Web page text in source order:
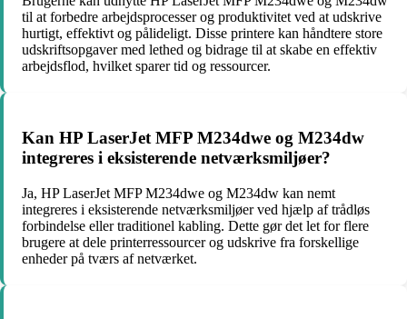
til at forbedre arbejdsprocesser og produktivitet ved at udskrive
hurtigt, effektivt og pålideligt. Disse printere kan håndtere store
udskriftsopgaver med lethed og bidrage til at skabe en effektiv
arbejdsflod, hvilket sparer tid og ressourcer.
Kan HP LaserJet MFP M234dwe og M234dw
integreres i eksisterende netværksmiljøer?
Ja, HP LaserJet MFP M234dwe og M234dw kan nemt
integreres i eksisterende netværksmiljøer ved hjælp af trådløs
forbindelse eller traditionel kabling. Dette gør det let for flere
brugere at dele printerressourcer og udskrive fra forskellige
enheder på tværs af netværket.